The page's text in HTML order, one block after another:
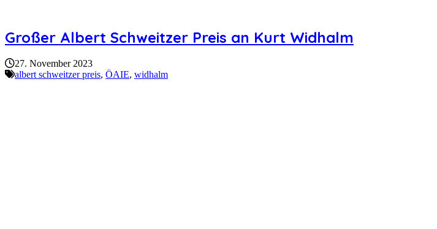
Großer Albert Schweitzer Preis an Kurt Widhalm
27. November 2023
albert schweitzer preis, ÖAIE, widhalm